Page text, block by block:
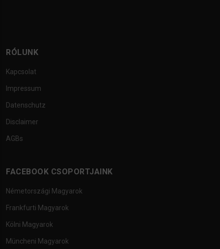
RÓLUNK
Kapcsolat
Impressum
Datenschutz
Disclaimer
AGBs
FACEBOOK CSOPORTJAINK
Németországi Magyarok
Frankfurti Magyarok
Kölni Magyarok
Müncheni Magyarok